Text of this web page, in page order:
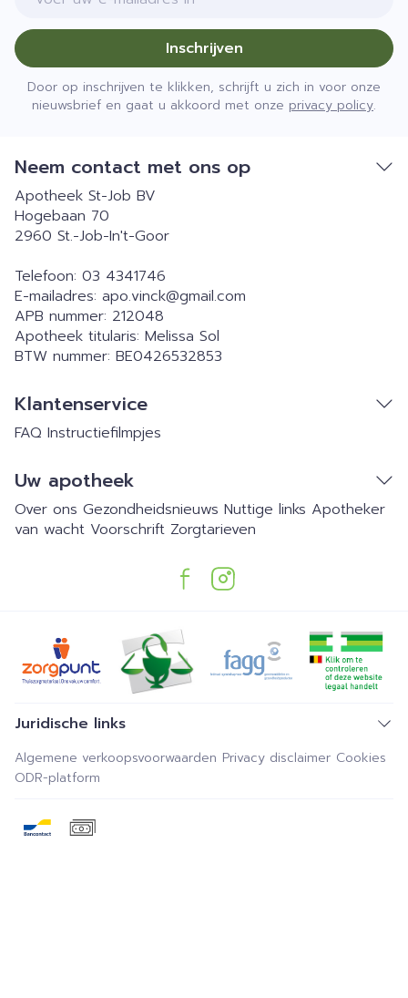
Inschrijven
Door op inschrijven te klikken, schrijft u zich in voor onze
nieuwsbrief en gaat u akkoord met onze privacy policy.
Neem contact met ons op
Apotheek St-Job BV
Hogebaan 70
2960 St.-Job-In't-Goor
Telefoon: 03 4341746
E-mailadres: apo.vinck@gmail.com
APB nummer: 212048
Apotheek titularis: Melissa Sol
BTW nummer: BE0426532853
Klantenservice
FAQ Instructiefilmpjes
Uw apotheek
Over ons Gezondheidsnieuws Nuttige links Apotheker
van wacht Voorschrift Zorgtarieven
Juridische links
Algemene verkoopsvoorwaarden Privacy disclaimer Cookies
ODR-platform